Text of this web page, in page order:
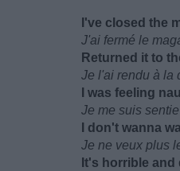
I've closed the
J'ai fermé le
Returned it to
Je l'ai rendu à la
I was feeling
Je me suis
I don't wanna
Je ne veux plus
It's horrible and